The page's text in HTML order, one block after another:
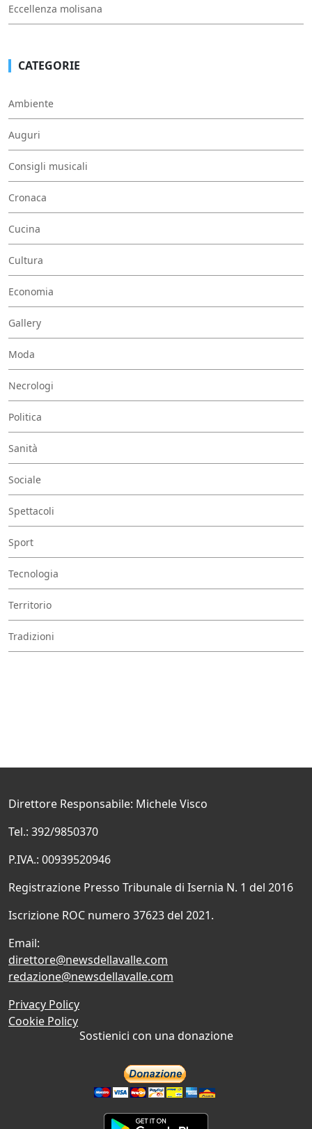
Eccellenza molisana
CATEGORIE
Ambiente
Auguri
Consigli musicali
Cronaca
Cucina
Cultura
Economia
Gallery
Moda
Necrologi
Politica
Sanità
Sociale
Spettacoli
Sport
Tecnologia
Territorio
Tradizioni
Direttore Responsabile: Michele Visco
Tel.: 392/9850370
P.IVA.: 00939520946
Registrazione Presso Tribunale di Isernia N. 1 del 2016
Iscrizione ROC numero 37623 del 2021.
Email:
direttore@newsdellavalle.com
redazione@newsdellavalle.com
Privacy Policy
Cookie Policy
Sostienici con una donazione